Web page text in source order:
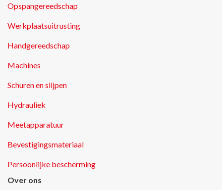
Opspangereedschap
Werkplaatsuitrusting
Handgereedschap
Machines
Schuren en slijpen
Hydrauliek
Meetapparatuur
Bevestigingsmateriaal
Persoonlijke bescherming
Over ons